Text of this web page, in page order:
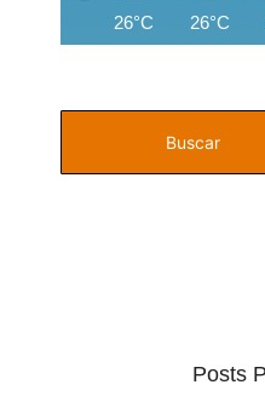
26°C 26°C
Posts